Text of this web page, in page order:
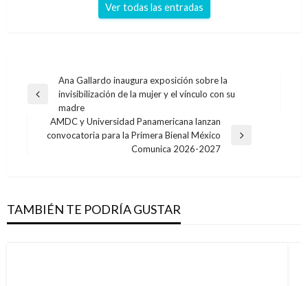
Ver todas las entradas
Navegación
de
entradas
Entrada
anterior
Ana Gallardo inaugura exposición sobre la
invisibilización de la mujer y el vínculo con su
madre
Entrada
AMDC y Universidad Panamericana lanzan
convocatoria para la Primera Bienal México
Comunica 2026-2027
TAMBIÉN TE PODRÍA GUSTAR